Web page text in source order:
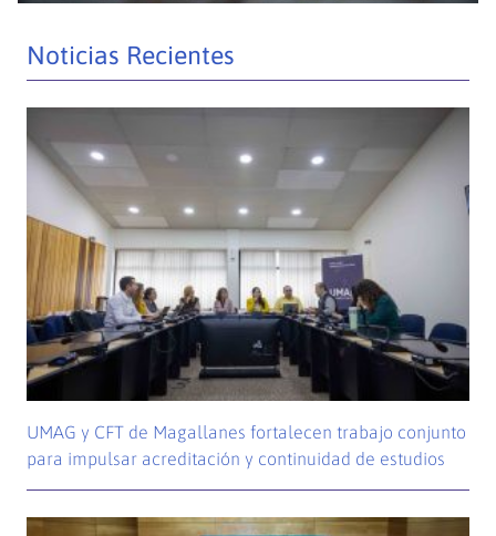
Noticias Recientes
UMAG y CFT de Magallanes fortalecen trabajo conjunto
para impulsar acreditación y continuidad de estudios